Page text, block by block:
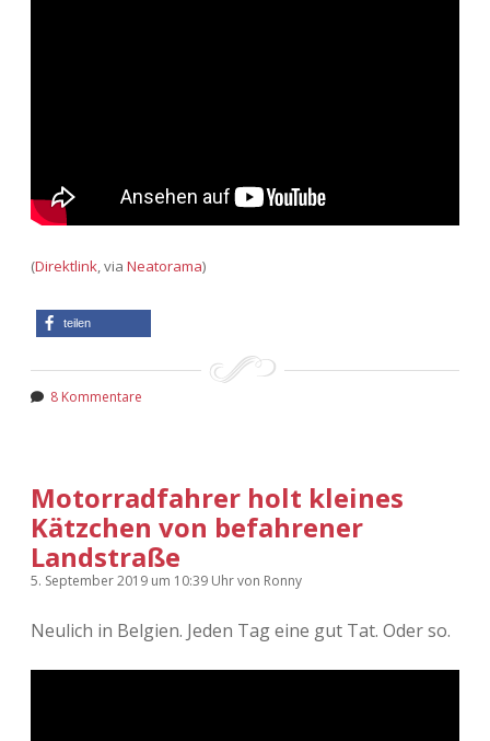
(Direktlink, via Neatorama)
teilen
8 Kommentare
Motorradfahrer holt kleines
Kätzchen von befahrener
Landstraße
5. September 2019 um 10:39 Uhrvon Ronny
Neulich in Belgien. Jeden Tag eine gut Tat. Oder so.